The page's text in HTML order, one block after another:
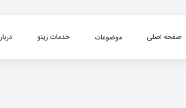
صفحه اصلی موضوعات خدمات زینو